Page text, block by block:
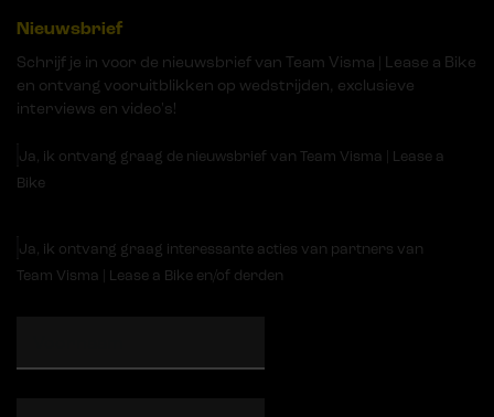
Nieuwsbrief
Schrijf je in voor de nieuwsbrief van Team Visma | Lease a Bike
en ontvang vooruitblikken op wedstrijden, exclusieve
interviews en video's!
Ja, ik ontvang graag de nieuwsbrief van Team Visma | Lease a
Bike
Ja, ik ontvang graag interessante acties van partners van
Team Visma | Lease a Bike en/of derden